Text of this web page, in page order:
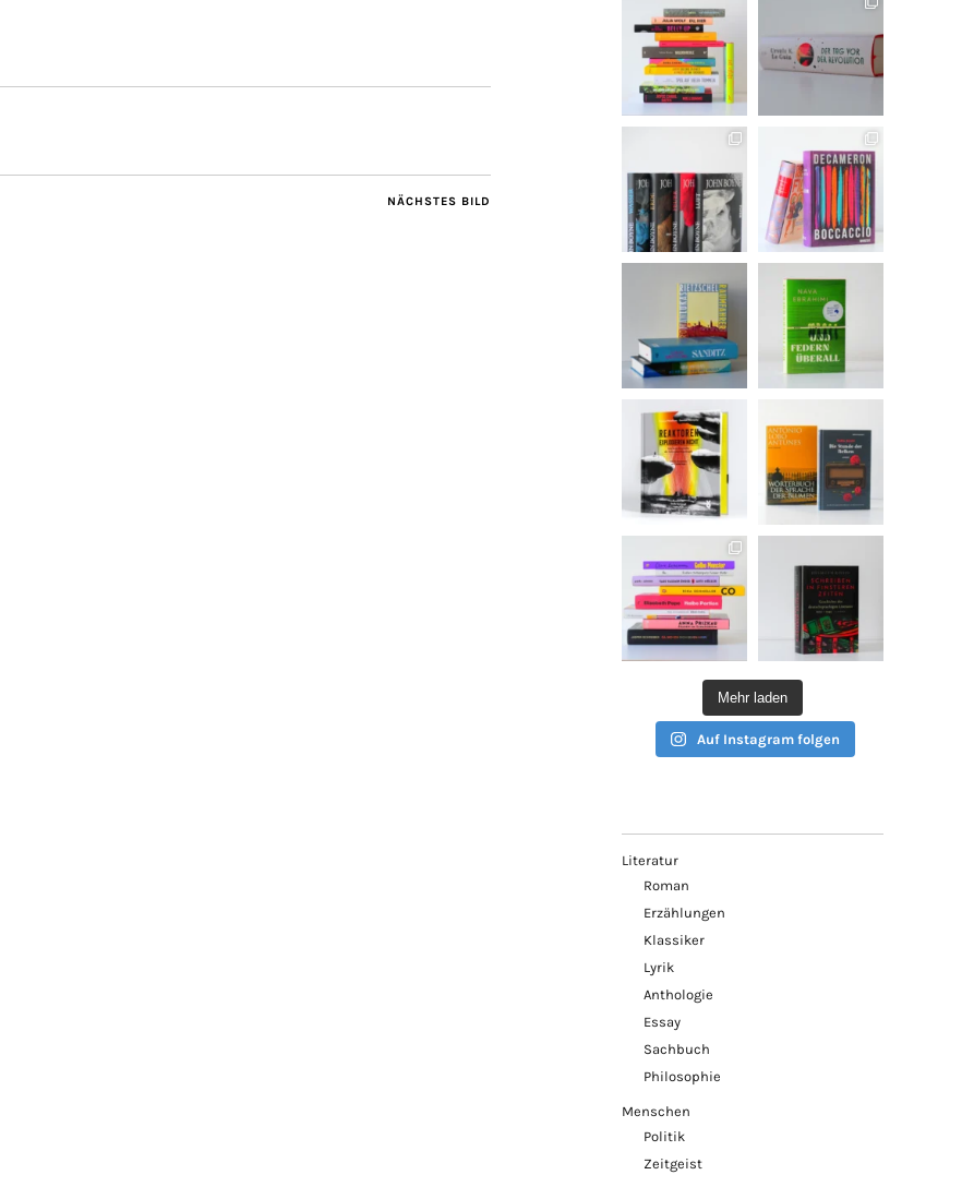
NÄCHSTES BILD
Mehr laden
Auf Instagram folgen
Literatur
Roman
Erzählungen
Klassiker
Lyrik
Anthologie
Essay
Sachbuch
Philosophie
Menschen
Politik
Zeitgeist